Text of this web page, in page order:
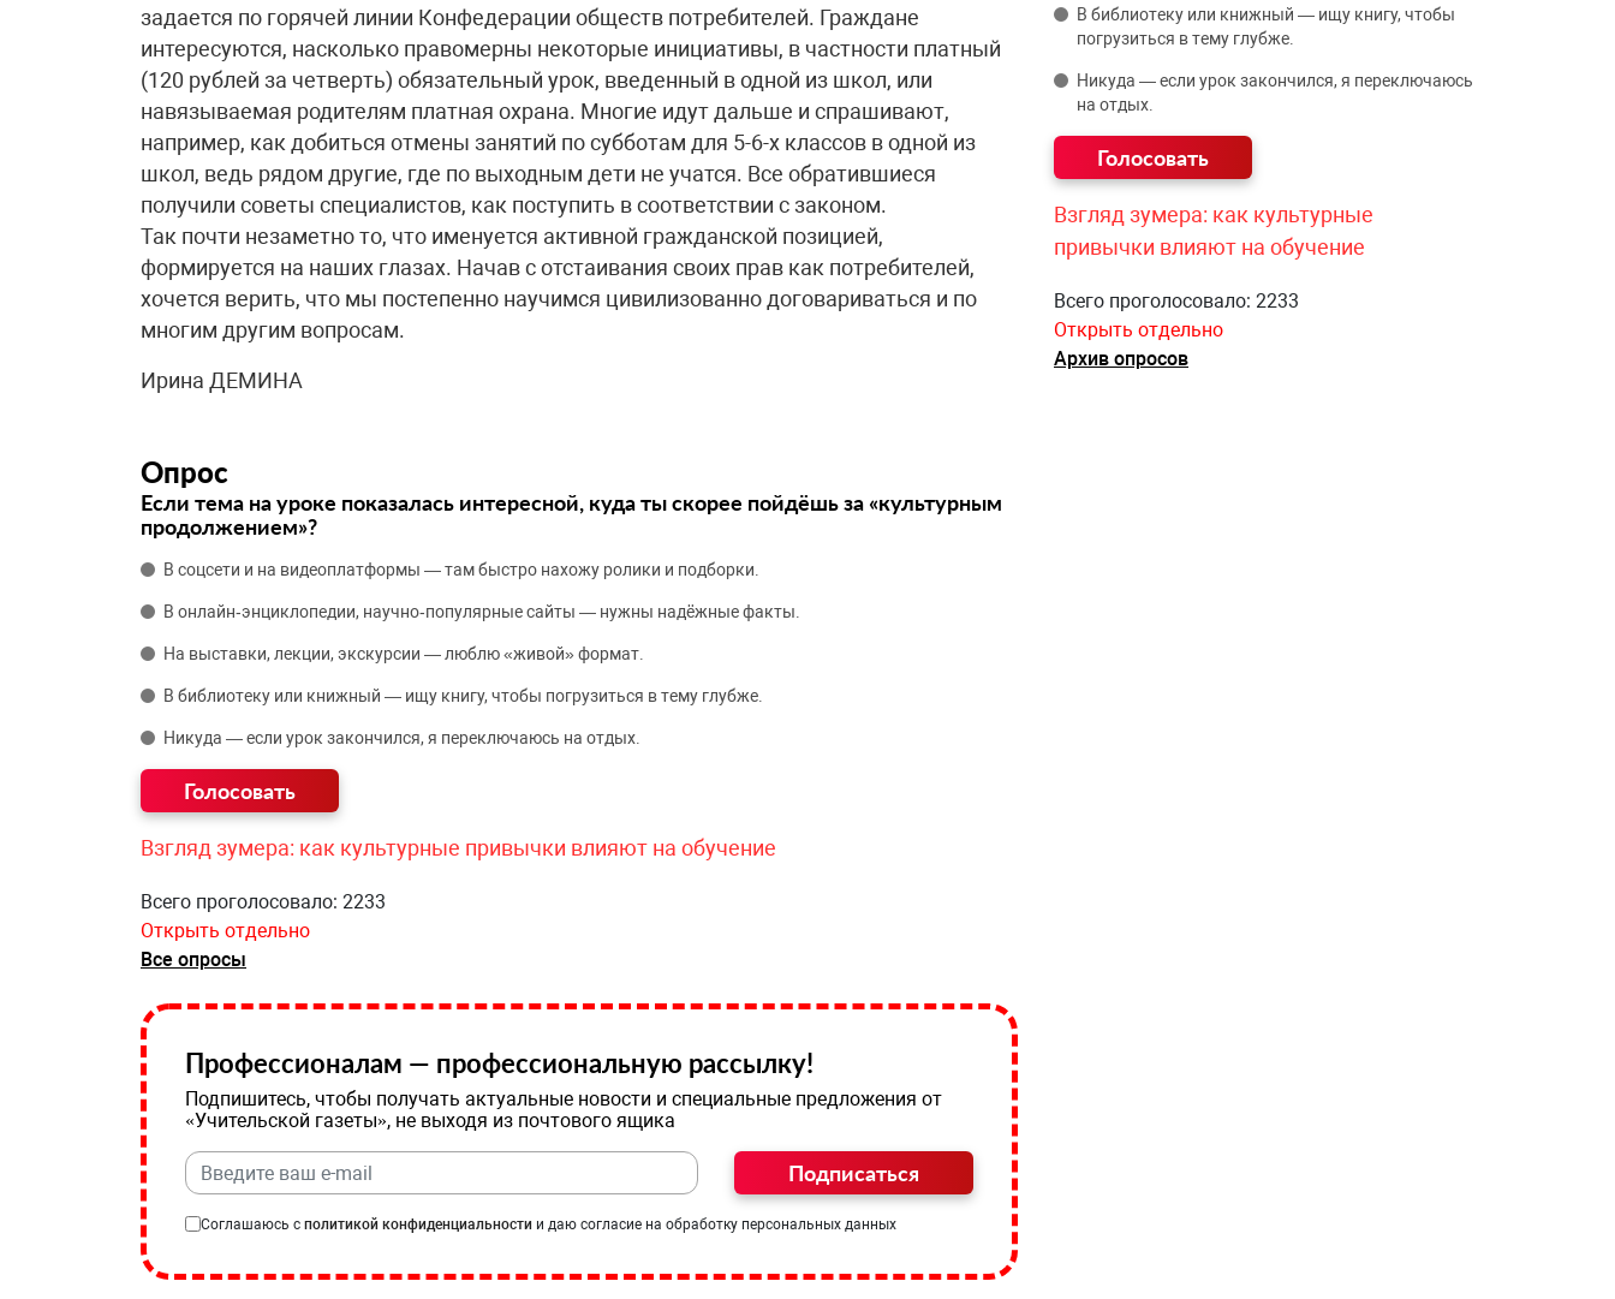
задается по горячей линии Конфедерации обществ потребителей. Граждане
интересуются, насколько правомерны некоторые инициативы, в частности платный
(120 рублей за четверть) обязательный урок, введенный в одной из школ, или
навязываемая родителям платная охрана. Многие идут дальше и спрашивают,
например, как добиться отмены занятий по субботам для 5-6-х классов в одной из
школ, ведь рядом другие, где по выходным дети не учатся. Все обратившиеся
получили советы специалистов, как поступить в соответствии с законом.
Так почти незаметно то, что именуется активной гражданской позицией,
формируется на наших глазах. Начав с отстаивания своих прав как потребителей,
хочется верить, что мы постепенно научимся цивилизованно договариваться и по
многим другим вопросам.
Ирина ДЕМИНА
Опрос
Если тема на уроке показалась интересной, куда ты скорее пойдёшь за «культурным
продолжением»?
В соцсети и на видеоплатформы — там быстро нахожу ролики и подборки.
В онлайн‑энциклопедии, научно‑популярные сайты — нужны надёжные факты.
На выставки, лекции, экскурсии — люблю «живой» формат.
В библиотеку или книжный — ищу книгу, чтобы погрузиться в тему глубже.
Никуда — если урок закончился, я переключаюсь на отдых.
Взгляд зумера: как культурные привычки влияют на обучение
Всего проголосовало: 2233
Открыть отдельно
Все опросы
Профессионалам — профессиональную рассылку!
Подпишитесь, чтобы получать актуальные новости и специальные предложения от
«Учительской газеты», не выходя из почтового ящика
Подписаться
Соглашаюсь с политикой конфиденциальности и даю согласие на обработку персональных данных
В библиотеку или книжный — ищу книгу, чтобы
погрузиться в тему глубже.
Никуда — если урок закончился, я переключаюсь
на отдых.
Взгляд зумера: как культурные
привычки влияют на обучение
Всего проголосовало: 2233
Открыть отдельно
Архив опросов